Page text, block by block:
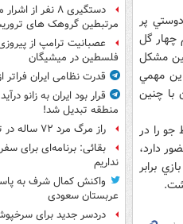
پر
چهار گل
مشکل
مهمي
چنين
جو را در
دارد،
برابر
دستگیری ۸ نفر
مرتبطین گروهک های
عصبانیت ترامپ از
فلسطین در میشیگان
قدرت نظامی ایران فراتر
قرار بود ایران به زانو
منطقه تبدیل شد!
راز مرگ مرد ۷۲ ساله در تهرانپارس فاش شد
بقائی: برنامه‌ای برای
نداریم
واکنش کمال شرف به
عربستان سعودی
دردسر جدید برای